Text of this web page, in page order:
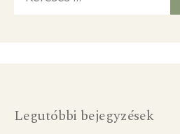
Legutóbbi bejegyzések